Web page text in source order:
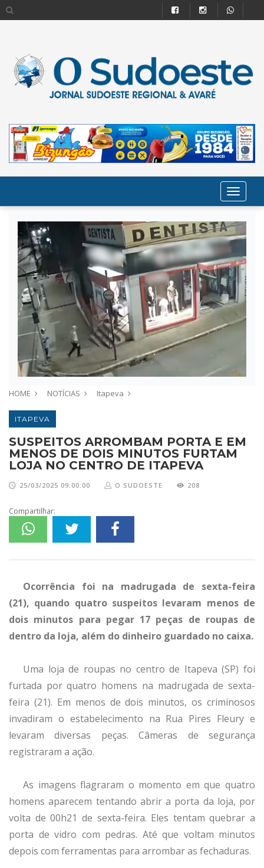
HOME NOTÍCIAS Itapeva
ITAPEVA
SUSPEITOS ARROMBAM PORTA E EM
MENOS DE DOIS MINUTOS FURTAM
LOJA NO CENTRO DE ITAPEVA
25/03/2025 09:00:00 O SUDOESTE 208
Compartilhar:
Ocorrência foi na madrugada de sexta-feira
(21), quando quatro suspeitos levaram menos de
dois minutos para pegar 17 peças de roupas de
dentro da loja, além do dinheiro guardado no caixa.
Uma loja de roupas no centro de Itapeva (SP) foi
furtada por quatro homens na madrugada de sexta-
feira (21). Em menos de dois minutos, os criminosos
invadiram o estabelecimento na Rua Pires Fleury e
levaram diversas peças. Câmeras de segurança
registraram a ação.
As imagens flagraram o momento em que quatro
homens aparecem tentando abrir a porta da loja, por
volta de 00h21 de sexta-feira. Eles tentam quebrar a
porta de vidro com pedras. Até que voltam minutos
depois com ferramentas para arrombar as fechaduras.